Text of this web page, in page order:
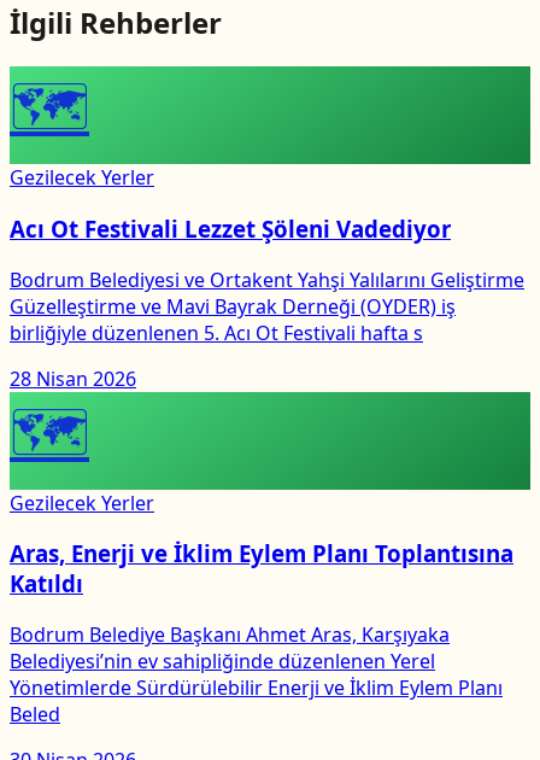
İlgili Rehberler
🗺
Gezilecek Yerler
Acı Ot Festivali Lezzet Şöleni Vadediyor
Bodrum Belediyesi ve Ortakent Yahşi Yalılarını Geliştirme
Güzelleştirme ve Mavi Bayrak Derneği (OYDER) iş
birliğiyle düzenlenen 5. Acı Ot Festivali hafta s
28 Nisan 2026
🗺
Gezilecek Yerler
Aras, Enerji ve İklim Eylem Planı Toplantısına
Katıldı
Bodrum Belediye Başkanı Ahmet Aras, Karşıyaka
Belediyesi’nin ev sahipliğinde düzenlenen Yerel
Yönetimlerde Sürdürülebilir Enerji ve İklim Eylem Planı
Beled